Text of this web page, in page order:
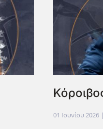
01 Ιουνίου 2026